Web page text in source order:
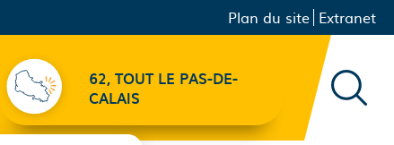
Menu principal
Navigation
secondaire
Plan du site Extranet
62, TOUT LE PAS-DE-
CALAIS